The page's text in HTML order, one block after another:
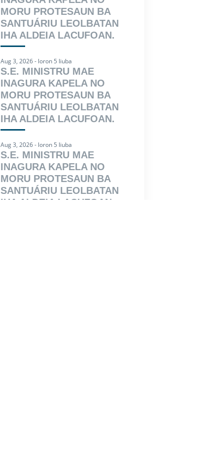
MORU PROTESAUN BA
SANTUÁRIU LEOLBATAN
IHA ALDEIA LACUFOAN.
Aug 3, 2026 - loron 5 liuba
S.E. MINISTRU MAE
INAGURA KAPELA NO
MORU PROTESAUN BA
SANTUÁRIU LEOLBATAN
IHA ALDEIA LACUFOAN.
Aug 3, 2026 - loron 5 liuba
S.E. MINISTRU MAE
INAGURA KAPELA NO
MORU PROTESAUN BA
SANTUÁRIU LEOLBATAN
IHA ALDEIA LACUFOAN.